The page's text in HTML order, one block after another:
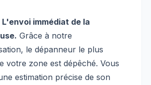
L'envoi immédiat de la
Grâce à notre
le dépanneur le plus
votre zone est dépêché. Vous
estimation précise de son